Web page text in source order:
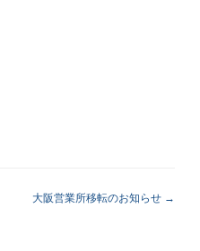
大阪営業所移転のお知らせ